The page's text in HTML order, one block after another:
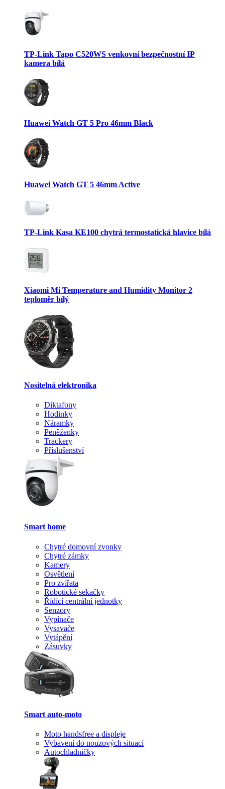
TP-Link Tapo C520WS venkovní bezpečnostní IP
kamera bílá
Huawei Watch GT 5 Pro 46mm Black
Huawei Watch GT 5 46mm Active
TP-Link Kasa KE100 chytrá termostatická hlavice bílá
Xiaomi Mi Temperature and Humidity Monitor 2
teploměr bílý
Nositelná elektronika
Diktafony
Hodinky
Náramky
Peněženky
Trackery
Příslušenství
Smart home
Chytré domovní zvonky
Chytré zámky
Kamery
Osvětlení
Pro zvířata
Robotické sekačky
Řídící centrální jednotky
Senzory
Vypínače
Vysavače
Vytápění
Zásuvky
Smart auto-moto
Moto handsfree a displeje
Vybavení do nouzových situací
Autochladničky